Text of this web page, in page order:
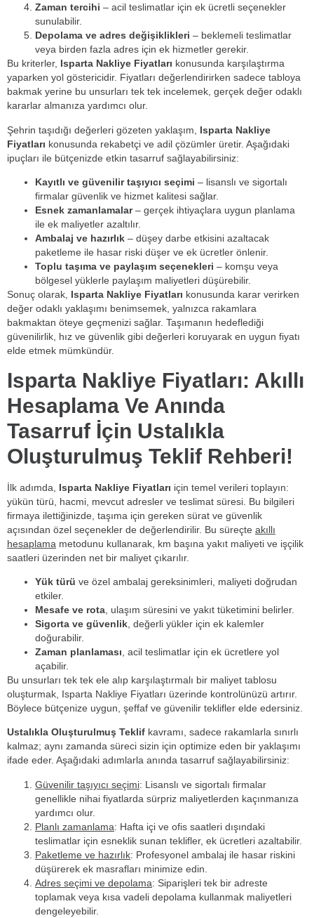
Zaman tercihi – acil teslimatlar için ek ücretli seçenekler
sunulabilir.
Depolama ve adres değişiklikleri – beklemeli teslimatlar
veya birden fazla adres için ek hizmetler gerekir.
Bu kriterler, Isparta Nakliye Fiyatları konusunda karşılaştırma
yaparken yol göstericidir. Fiyatları değerlendirirken sadece tabloya
bakmak yerine bu unsurları tek tek incelemek, gerçek değer odaklı
kararlar almanıza yardımcı olur.
Şehrin taşıdığı değerleri gözeten yaklaşım, Isparta Nakliye
Fiyatları konusunda rekabetçi ve adil çözümler üretir. Aşağıdaki
ipuçları ile bütçenizde etkin tasarruf sağlayabilirsiniz:
Kayıtlı ve güvenilir taşıyıcı seçimi – lisanslı ve sigortalı
firmalar güvenlik ve hizmet kalitesi sağlar.
Esnek zamanlamalar– gerçek ihtiyaçlara uygun planlama
ile ek maliyetler azaltılır.
Ambalaj ve hazırlık – düşey darbe etkisini azaltacak
paketleme ile hasar riski düşer ve ek ücretler önlenir.
Toplu taşıma ve paylaşım seçenekleri – komşu veya
bölgesel yüklerle paylaşım maliyetleri düşürebilir.
Sonuç olarak, Isparta Nakliye Fiyatları konusunda karar verirken
değer odaklı yaklaşımı benimsemek, yalnızca rakamlara
bakmaktan öteye geçmenizi sağlar. Taşımanın hedeflediği
güvenilirlik, hız ve güvenlik gibi değerleri koruyarak en uygun fiyatı
elde etmek mümkündür.
Isparta Nakliye Fiyatları: Akıllı
Hesaplama Ve Anında
Tasarruf İçin Ustalıkla
Oluşturulmuş Teklif Rehberi!
İlk adımda, Isparta Nakliye Fiyatları için temel verileri toplayın:
yükün türü, hacmi, mevcut adresler ve teslimat süresi. Bu bilgileri
firmaya ilettiğinizde, taşıma için gereken sürat ve güvenlik
açısından özel seçenekler de değerlendirilir. Bu süreçte akıllı
hesaplama metodunu kullanarak, km başına yakıt maliyeti ve işçilik
saatleri üzerinden net bir maliyet çıkarılır.
Yük türü ve özel ambalaj gereksinimleri, maliyeti doğrudan
etkiler.
Mesafe ve rota , ulaşım süresini ve yakıt tüketimini belirler.
Sigorta ve güvenlik , değerli yükler için ek kalemler
doğurabilir.
Zaman planlaması , acil teslimatlar için ek ücretlere yol
açabilir.
Bu unsurları tek tek ele alıp karşılaştırmalı bir maliyet tablosu
oluşturmak, Isparta Nakliye Fiyatları üzerinde kontrolünüzü artırır.
Böylece bütçenize uygun, şeffaf ve güvenilir teklifler elde edersiniz.
Ustalıkla Oluşturulmuş Teklif kavramı, sadece rakamlarla sınırlı
kalmaz; aynı zamanda süreci sizin için optimize eden bir yaklaşımı
ifade eder. Aşağıdaki adımlarla anında tasarruf sağlayabilirsiniz:
Güvenilir taşıyıcı seçimi: Lisanslı ve sigortalı firmalar
genellikle nihai fiyatlarda sürpriz maliyetlerden kaçınmanıza
yardımcı olur.
Planlı zamanlama: Hafta içi ve ofis saatleri dışındaki
teslimatlar için esneklik sunan teklifler, ek ücretleri azaltabilir.
Paketleme ve hazırlık: Profesyonel ambalaj ile hasar riskini
düşürerek ek masrafları minimize edin.
Adres seçimi ve depolama: Siparişleri tek bir adreste
toplamak veya kısa vadeli depolama kullanmak maliyetleri
dengeleyebilir.